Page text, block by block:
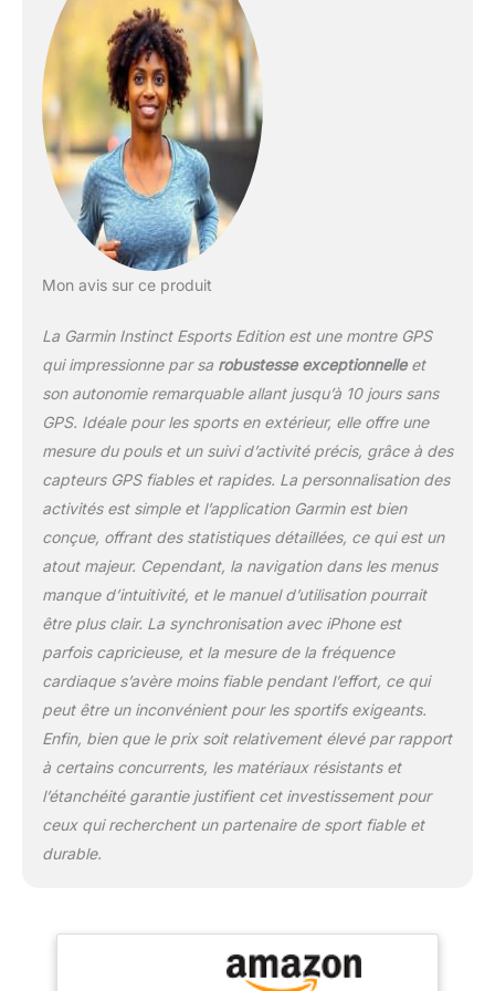
intenses et les tournois
éprouvants. Surveillez
votre corps: analysez et
appréhendez la façon
dont votre corps réagit
aux compétitions
intenses, et préparez
votre corps et votre
esprit aux parties qui
vous attendent. Cette
niveau de forme actuel :
suivi de la qualité du
sommeil, suivi du stress,
fréquence cardiaque au
poignet... Diffusions
datas dans les Streams :
diffusez votre niveau de
stress et votre fréquence
cardiaque sur votre jeu
via STR3AMUP!, pour
une nouvelle expérience
en direct ! J'usqu'à 2
semaines d'autonomie :
pouvant aller jusqu'à 80
heures en mode esports
et jusqu'à 14 jours en
mode montre connectée
rechargez moins
souvent. Restez
connecté en toute
notifications des réseaux
Mon avis sur ce produit
La Garmin Instinct Esports Edition est une montre GPS
qui impressionne par sa robustesse exceptionnelleet
son autonomie remarquable allant jusqu’à 10 jours sans
GPS. Idéale pour les sports en extérieur, elle offre une
mesure du pouls et un suivi d’activité précis, grâce à des
capteurs GPS fiables et rapides. La personnalisation des
activités est simple et l’application Garmin est bien
conçue, offrant des statistiques détaillées, ce qui est un
atout majeur. Cependant, la navigation dans les menus
manque d’intuitivité, et le manuel d’utilisation pourrait
être plus clair. La synchronisation avec iPhone est
parfois capricieuse, et la mesure de la fréquence
cardiaque s’avère moins fiable pendant l’effort, ce qui
peut être un inconvénient pour les sportifs exigeants.
Enfin, bien que le prix soit relativement élevé par rapport
à certains concurrents, les matériaux résistants et
l’étanchéité garantie justifient cet investissement pour
ceux qui recherchent un partenaire de sport fiable et
durable.